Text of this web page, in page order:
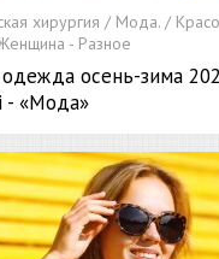
хирургия / Мода. /
- Разное
осень-зима
- «Мода»